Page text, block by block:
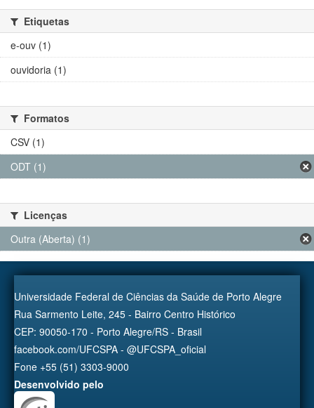
Etiquetas
e-ouv (1)
ouvidoria (1)
Formatos
CSV (1)
ODT (1)
Licenças
Outra (Aberta) (1)
Universidade Federal de Ciências da Saúde de Porto Alegre
Rua Sarmento Leite, 245 - Bairro Centro Histórico
CEP: 90050-170 - Porto Alegre/RS - Brasil
facebook.com/UFCSPA - @UFCSPA_oficial
Fone +55 (51) 3303-9000
Desenvolvido pelo